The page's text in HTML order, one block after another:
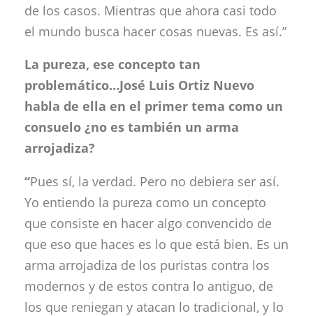
de los casos. Mientras que ahora casi todo
el mundo busca hacer cosas nuevas. Es así.”
La pureza, ese concepto tan
problemático…José Luis Ortiz Nuevo
habla de ella en el primer tema como un
consuelo ¿no es también un arma
arrojadiza?
“Pues sí, la verdad. Pero no debiera ser así.
Yo entiendo la pureza como un concepto
que consiste en hacer algo convencido de
que eso que haces es lo que está bien. Es un
arma arrojadiza de los puristas contra los
modernos y de estos contra lo antiguo, de
los que reniegan y atacan lo tradicional, y lo